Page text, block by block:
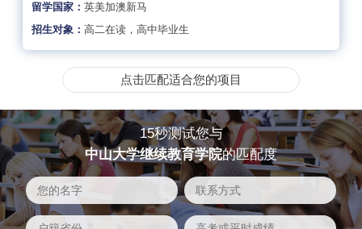
留学国家：英美加澳新马
招生对象： 高二在读，高中毕业生
点击匹配适合您的项目
15秒测试您与
中山大学继续教育学院的匹配度